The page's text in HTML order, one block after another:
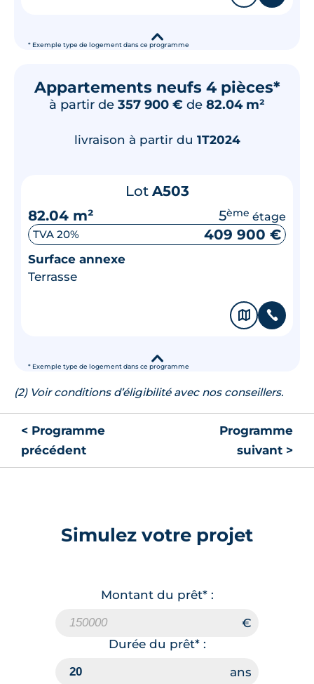
* Exemple type de logement dans ce programme
▾
Appartements neufs 4 pièces*
à partir de 357 900 € de 82.04 m²
* Exemple type de logement dans ce programme
livraison à partir du 1T2024
Lot A503
82.04 m²
5ème étage
TVA 20% 409 900 €
Surface annexe
Terrasse
🗞 📞
▾
(2) Voir conditions d’éligibilité avec nos conseillers.
< Programme
précédent
Programme
suivant >
Simulez votre projet
Montant du prêt* :
Durée du prêt* :